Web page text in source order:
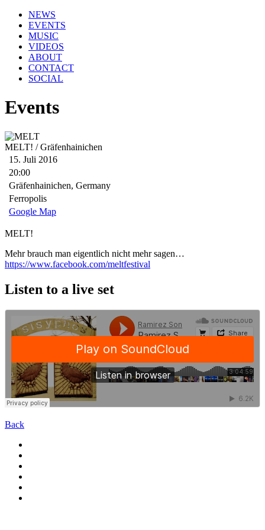
NEWS
EVENTS
MUSIC
VIDEOS
ABOUT
CONTACT
SOCIAL
Events
MELT! / Gräfenhainichen
15. Juli 2016
20:00
Gräfenhainichen, Germany
Ferropolis
Google Map
MELT!
Mehr brauch man eigentlich nicht mehr sagen…
https://www.facebook.com/meltfestival
Listen to a live set
Back